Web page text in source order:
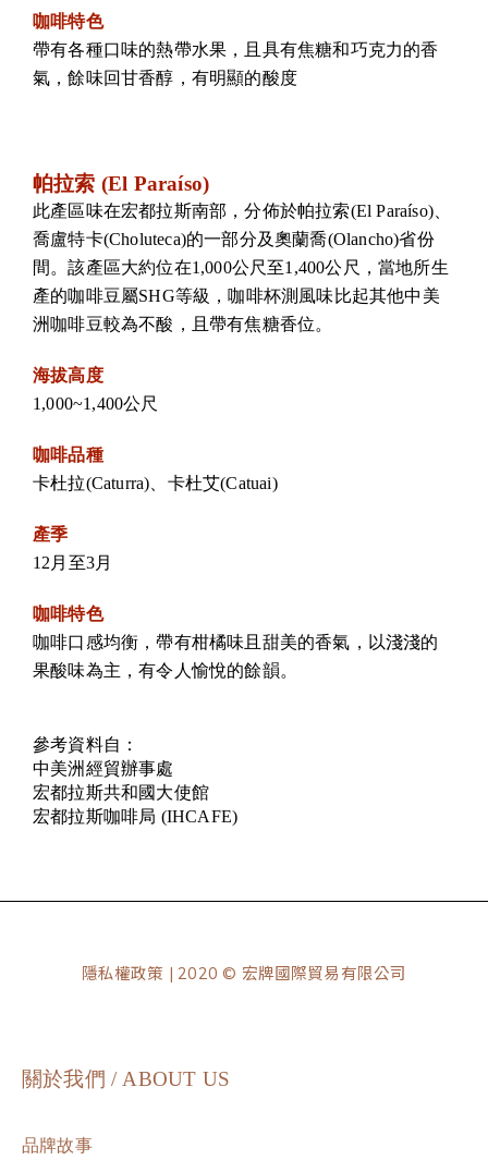
咖啡特色
帶有各種口味的熱帶水果，且具有焦糖和巧克力的香
氣，餘味回甘香醇，有明顯的酸度
帕拉索 (El Paraíso)
此產區味在宏都拉斯南部，分佈於帕拉索(El Paraíso)、
喬盧特卡(Choluteca)的一部分及奧蘭喬(Olancho)省份
間。該產區大約位在1,000公尺至1,400公尺，當地所生
產的咖啡豆屬SHG等級，咖啡杯測風味比起其他中美
洲咖啡豆較為不酸，且帶有焦糖香位。
海拔高度
1,000~1,400公尺
咖啡品種
卡杜拉(Caturra)、卡杜艾(Catuai)
產季
12月至3月
咖啡特色
咖啡口感均衡，帶有柑橘味且甜美的香氣，以淺淺的
果酸味為主，有令人愉悅的餘韻。
參考資料自：
中美洲經貿辦事處
宏都拉斯共和國大使館
宏都拉斯咖啡局 (IHCAFE)
隱私權政策 | 2020 © 宏牌國際貿易有限公司
關於我們 / ABOUT US
品牌故事